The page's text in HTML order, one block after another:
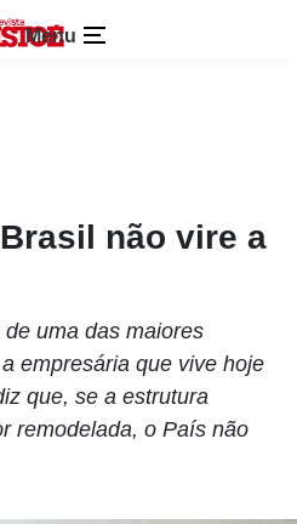
Menu
não vire a
uma das maiores
empresária que vive hoje
que, se a estrutura
remodelada, o País não